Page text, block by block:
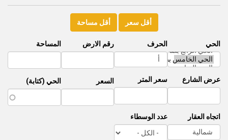
أقل سعر أقل مساحة
الحي
عرض الشارع
اتجاه العقار
الحرف
سعر المتر
عدد الوسطاء
رقم الارض
السعر
المساحة
الحي (كتابة)